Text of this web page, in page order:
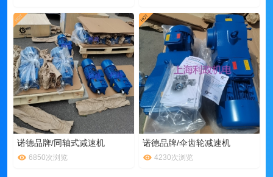
诺德品牌/同轴式减速机
6850次浏览
诺德品牌/伞齿轮减速机
4230次浏览